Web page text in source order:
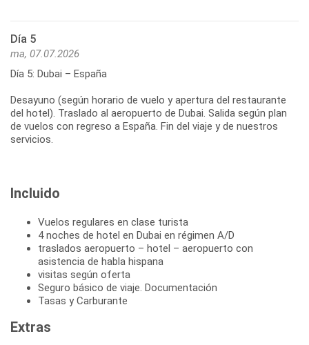
Día 5
ma, 07.07.2026
Día 5: Dubai – España
Desayuno (según horario de vuelo y apertura del restaurante
del hotel). Traslado al aeropuerto de Dubai. Salida según plan
de vuelos con regreso a España. Fin del viaje y de nuestros
servicios.
Incluido
Vuelos regulares en clase turista
4 noches de hotel en Dubai en régimen A/D
traslados aeropuerto – hotel – aeropuerto con
asistencia de habla hispana
visitas según oferta
Seguro básico de viaje. Documentación
Tasas y Carburante
Extras